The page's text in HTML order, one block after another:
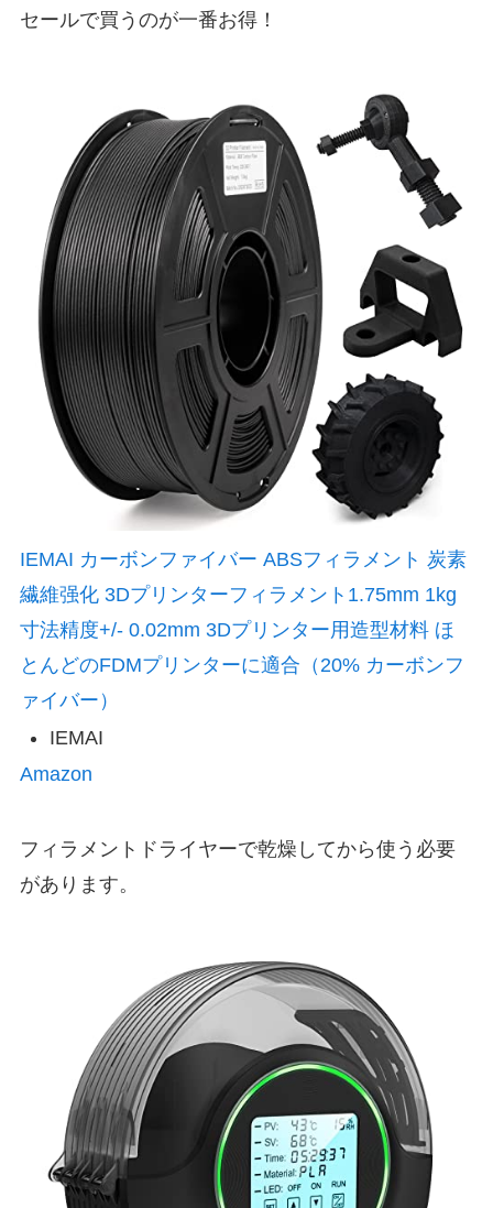
セールで買うのが一番お得！
IEMAI カーボンファイバー ABSフィラメント 炭素
繊維强化 3Dプリンターフィラメント1.75mm 1kg
寸法精度+/- 0.02mm 3Dプリンター用造型材料 ほ
とんどのFDMプリンターに適合（20% カーボンフ
ァイバー）
IEMAI
Amazon
フィラメントドライヤーで乾燥してから使う必要
があります。